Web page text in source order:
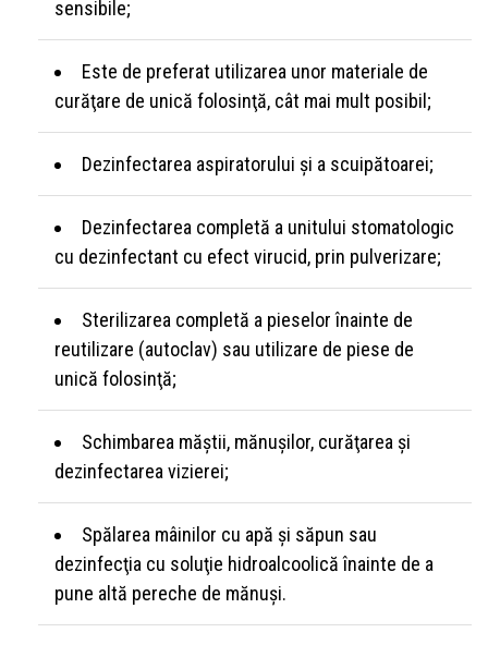
sensibile;
Este de preferat utilizarea unor materiale de
curăţare de unică folosinţă, cât mai mult posibil;
Dezinfectarea aspiratorului şi a scuipătoarei;
Dezinfectarea completă a unitului stomatologic
cu dezinfectant cu efect virucid, prin pulverizare;
Sterilizarea completă a pieselor înainte de
reutilizare (autoclav) sau utilizare de piese de
unică folosinţă;
Schimbarea măştii, mănuşilor, curăţarea şi
dezinfectarea vizierei;
Spălarea mâinilor cu apă şi săpun sau
dezinfecţia cu soluţie hidroalcoolică înainte de a
pune altă pereche de mănuşi.